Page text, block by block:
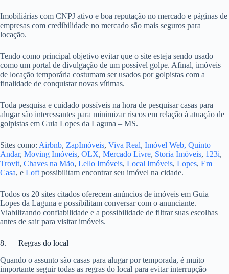
Imobiliárias com CNPJ ativo e boa reputação no mercado e páginas de
empresas com credibilidade no mercado são mais seguros para
locação.
Tendo como principal objetivo evitar que o site esteja sendo usado
como um portal de divulgação de um possível golpe. Afinal, imóveis
de locação temporária costumam ser usados por golpistas com a
finalidade de conquistar novas vítimas.
Toda pesquisa e cuidado possíveis na hora de pesquisar casas para
alugar são interessantes para minimizar riscos em relação à atuação de
golpistas em Guia Lopes da Laguna – MS.
Sites como: Airbnb, ZapImóveis, Viva Real, Imóvel Web, Quinto
Andar, Moving Imóveis, OLX, Mercado Livre, Storia Imóveis, 123i,
Trovit, Chaves na Mão, Lello Imóveis, Local Imóveis, Lopes, Em
Casa, e Loft possibilitam encontrar seu imóvel na cidade.
Todos os 20 sites citados oferecem anúncios de imóveis em Guia
Lopes da Laguna e possibilitam conversar com o anunciante.
Viabilizando confiabilidade e a possibilidade de filtrar suas escolhas
antes de sair para visitar imóveis.
8. Regras do local
Quando o assunto são casas para alugar por temporada, é muito
importante seguir todas as regras do local para evitar interrupção